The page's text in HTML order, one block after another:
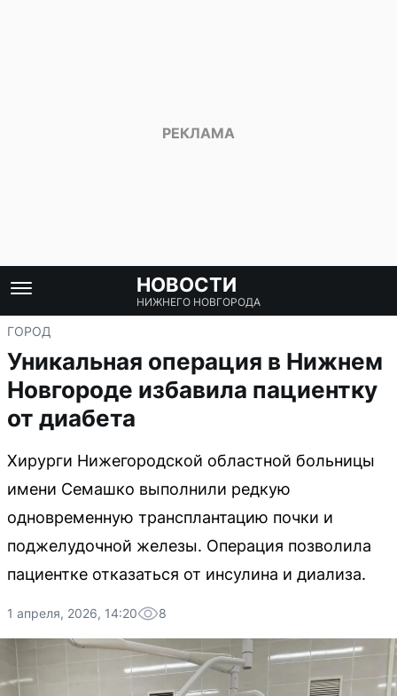
НОВОСТИ
НИЖНЕГО НОВГОРОДА
ГОРОД
Уникальная операция в Нижнем
Новгороде избавила пациентку
от диабета
Хирурги Нижегородской областной больницы
имени Семашко выполнили редкую
одновременную трансплантацию почки и
поджелудочной железы. Операция позволила
пациентке отказаться от инсулина и диализа.
1 апреля, 2026, 14:20 8